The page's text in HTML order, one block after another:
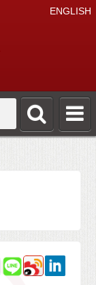
ENGLISH